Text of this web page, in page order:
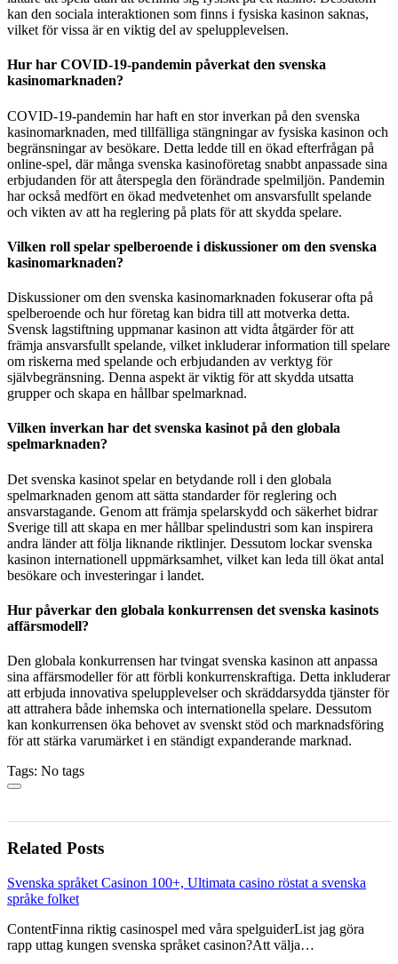
kan den sociala interaktionen som finns i fysiska kasinon saknas,
vilket för vissa är en viktig del av spelupplevelsen.
Hur har COVID-19-pandemin påverkat den svenska
kasinomarknaden?
COVID-19-pandemin har haft en stor inverkan på den svenska
kasinomarknaden, med tillfälliga stängningar av fysiska kasinon och
begränsningar av besökare. Detta ledde till en ökad efterfrågan på
online-spel, där många svenska kasinoföretag snabbt anpassade sina
erbjudanden för att återspegla den förändrade spelmiljön. Pandemin
har också medfört en ökad medvetenhet om ansvarsfullt spelande
och vikten av att ha reglering på plats för att skydda spelare.
Vilken roll spelar spelberoende i diskussioner om den svenska
kasinomarknaden?
Diskussioner om den svenska kasinomarknaden fokuserar ofta på
spelberoende och hur företag kan bidra till att motverka detta.
Svensk lagstiftning uppmanar kasinon att vidta åtgärder för att
främja ansvarsfullt spelande, vilket inkluderar information till spelare
om riskerna med spelande och erbjudanden av verktyg för
självbegränsning. Denna aspekt är viktig för att skydda utsatta
grupper och skapa en hållbar spelmarknad.
Vilken inverkan har det svenska kasinot på den globala
spelmarknaden?
Det svenska kasinot spelar en betydande roll i den globala
spelmarknaden genom att sätta standarder för reglering och
ansvarstagande. Genom att främja spelarskydd och säkerhet bidrar
Sverige till att skapa en mer hållbar spelindustri som kan inspirera
andra länder att följa liknande riktlinjer. Dessutom lockar svenska
kasinon internationell uppmärksamhet, vilket kan leda till ökat antal
besökare och investeringar i landet.
Hur påverkar den globala konkurrensen det svenska kasinots
affärsmodell?
Den globala konkurrensen har tvingat svenska kasinon att anpassa
sina affärsmodeller för att förbli konkurrenskraftiga. Detta inkluderar
att erbjuda innovativa spelupplevelser och skräddarsydda tjänster för
att attrahera både inhemska och internationella spelare. Dessutom
kan konkurrensen öka behovet av svenskt stöd och marknadsföring
för att stärka varumärket i en ständigt expanderande marknad.
Tags: No tags
Related Posts
Svenska språket Casinon 100+, Ultimata casino röstat a svenska
språke folket
ContentFinna riktig casinospel med våra spelguiderList jag göra
rapp uttag kungen svenska språket casinon?Att välja…